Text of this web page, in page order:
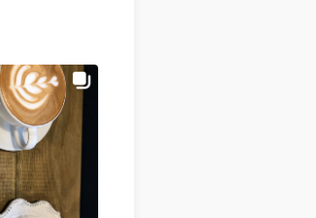
… 👨🏻‍🦳：對
📍 日
中華路二段33
二休息） ⚠️
喔～ (個人感
) 🔔動手追
廠 #二合一 #